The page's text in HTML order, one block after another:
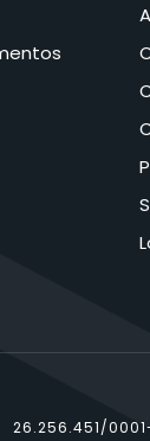
26.256.451/0001-